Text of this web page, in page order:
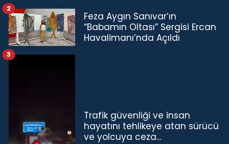
Feza Aygın Sanıvar’ın
“Babamın Oltası” Sergisi Ercan
Havalimanı’nda Açıldı
2
Trafik güvenliği ve insan
hayatını tehlikeye atan sürücü
ve yolcuya ceza...
3